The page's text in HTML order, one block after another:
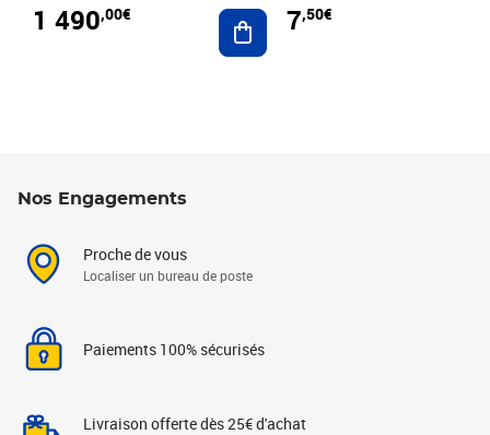
1 490,00€ Ajouter au panier
7,50€
Nos Engagements
Proche de vous
Localiser un bureau de poste
Paiements 100% sécurisés
Livraison offerte dès 25€ d'achat